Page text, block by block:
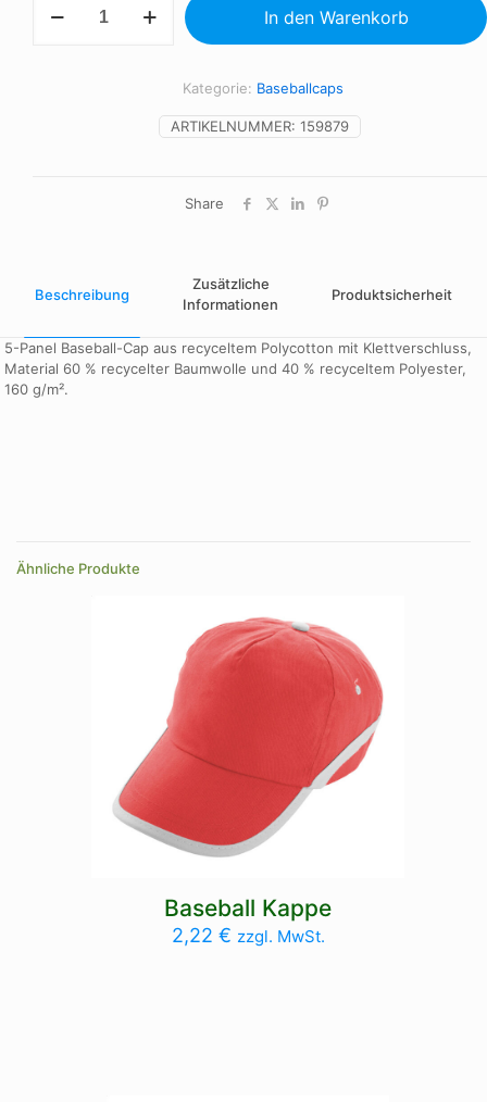
Cap
In den Warenkorb
ARTIKELNUMMER: 159879
Kategorie: Baseballcaps
Share
Beschreibung
Zusätzliche
Informationen
Produktsicherheit
5-Panel Baseball-Cap aus recyceltem Polycotton mit Klettverschluss,
Material 60 % recycelter Baumwolle und 40 % recyceltem Polyester,
160 g/m².
Ähnliche Produkte
Baseball Kappe
2,22 € zzgl. MwSt.